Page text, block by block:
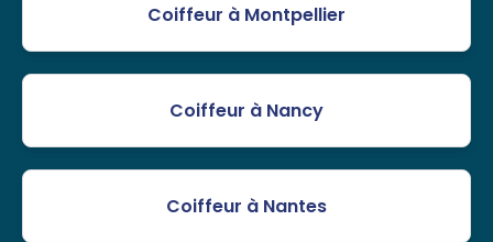
Coiffeur à Montpellier
Coiffeur à Nancy
Coiffeur à Nantes